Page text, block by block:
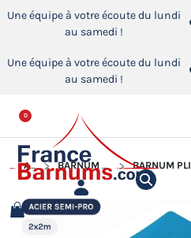
Une équipe à votre écoute du lundi
au samedi !
Une équipe à votre écoute du lundi
au samedi !
0
ACCUEIL BARNUM PLIANT - TONNELLE ACIER SEMI PRO BARNUM PLIANT - TONNELLE ACIER SEMI PRO 2MX2M